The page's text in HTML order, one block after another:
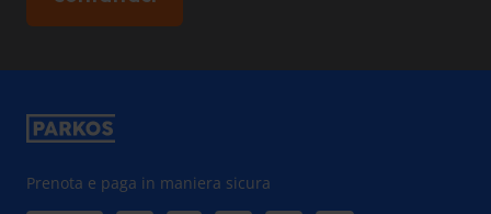
Prenota e paga in maniera sicura